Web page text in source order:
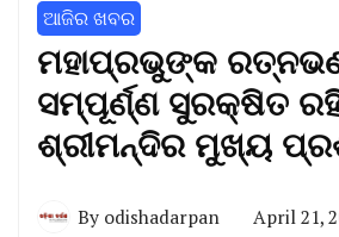
ଆଜିର ଖବର
ମହାପ୍ରଭୁଙ୍କ
ସମ୍ପୂର୍ଣ୍ଣ ସୁରକ୍ଷିତ
ଶ୍ରୀମନ୍ଦିର ମୁଖ୍ୟ
By odishadarpan April 21,